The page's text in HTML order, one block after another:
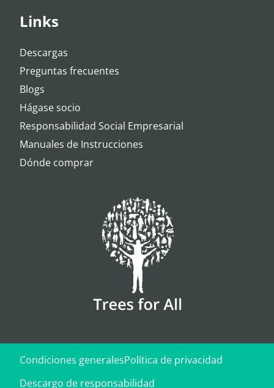
Links
Descargas
Preguntas frecuentes
Blogs
Hágase socio
Responsabilidad Social Empresarial
Manuales de Instrucciones
Dónde comprar
Condiciones generalesPolítica de privacidad
Descargo de responsabilidad